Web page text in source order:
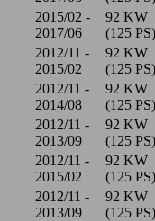
2015/02 -
2017/06
92 KW
(125 PS)
2012/11 -
2015/02
92 KW
(125 PS)
2012/11 -
2014/08
92 KW
(125 PS)
2012/11 -
2013/09
92 KW
(125 PS)
2012/11 -
2015/02
92 KW
(125 PS)
2012/11 -
2013/09
92 KW
(125 PS)